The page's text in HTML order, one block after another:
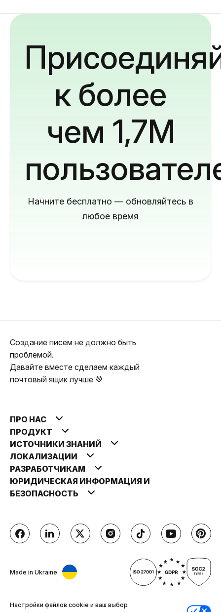
к более
чем 1,7M
Начните бесплатно — обновляйтесь в
любое время
Создание писем не должно быть
проблемой.
Давайте вместе сделаем каждый
почтовый ящик лучше 💚
ПРО НАС
ПРОДУКТ
ИСТОЧНИКИ ЗНАНИЙ
ЛОКАЛИЗАЦИИ
РАЗРАБОТЧИКАМ
ЮРИДИЧЕСКАЯ ИНФОРМАЦИЯ И
БЕЗОПАСНОСТЬ
Made in Ukraine
Настройки файлов cookie и ваш выбор